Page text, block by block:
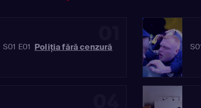
S01 E01 Poliția fără cenzură